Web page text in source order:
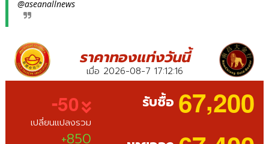
@aseanallnews